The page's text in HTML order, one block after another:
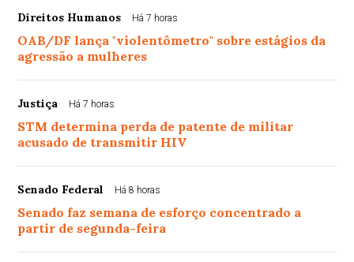
Direitos Humanos Há 7 horas
OAB/DF lança "violentômetro" sobre estágios da
agressão a mulheres
Justiça Há 7 horas
STM determina perda de patente de militar
acusado de transmitir HIV
Senado Federal Há 8 horas
Senado faz semana de esforço concentrado a
partir de segunda-feira